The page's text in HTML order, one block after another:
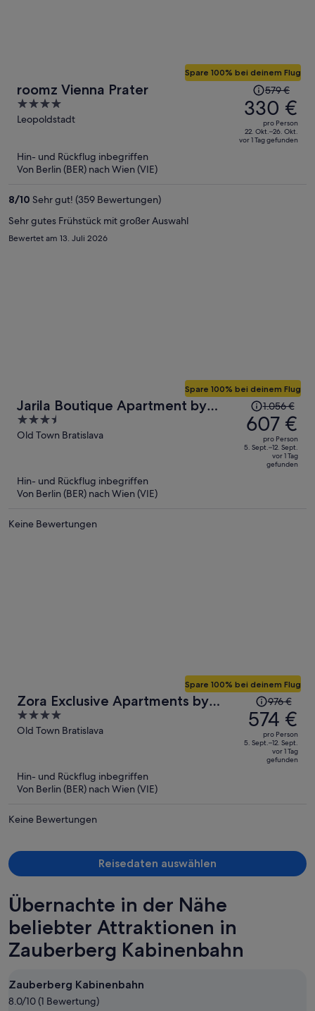
roomz Vienna Prater
4
out
Leopoldstadt
Spare 100% bei deinem Flug
Der
Preis
betrug
579 €,
jetzt
579 €
330 €
pro Person
22. Okt.–26. Okt.
vor 1 Tag gefunden
Hin- und Rückflug inbegriffen
Von Berlin (BER) nach Wien (VIE)
8/10 Sehr gut! (359 Bewertungen)
Sehr gutes Frühstück mit großer Auswahl
Bewertet am 13. Juli 2026
Jarila Boutique Apartment by
CHORS
3.5
out
Old Town Bratislava
Spare 100% bei deinem Flug
Der
Preis
betrug
1.056 €,
jetzt
1.056 €
607 €
pro Person
5. Sept.–12. Sept.
vor 1 Tag
gefunden
Hin- und Rückflug inbegriffen
Von Berlin (BER) nach Wien (VIE)
Keine Bewertungen
Zora Exclusive Apartments by
CHORS
4
out
Old Town Bratislava
Spare 100% bei deinem Flug
Der
Preis
betrug
976 €,
jetzt
976 €
574 €
pro Person
5. Sept.–12. Sept.
vor 1 Tag
gefunden
Hin- und Rückflug inbegriffen
Von Berlin (BER) nach Wien (VIE)
Keine Bewertungen
Reisedaten auswählen
Übernachte in der Nähe
beliebter Attraktionen in
Zauberberg Kabinenbahn
Zauberberg Kabinenbahn
8.0/10 (1 Bewertung)